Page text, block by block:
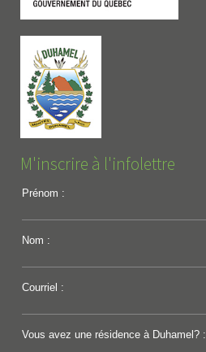
M'inscrire à l'infolettre
Prénom :
Nom :
Courriel :
Vous avez une résidence à Duhamel? :